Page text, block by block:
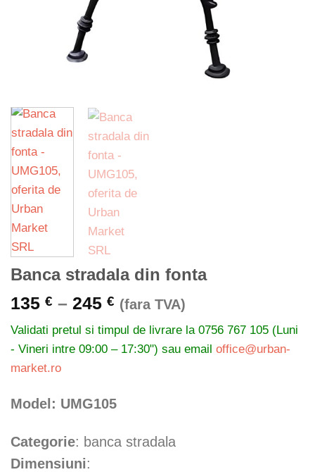
Banca stradala din fonta
135 € – 245 € Interval
prețuri:
135 €
245 €
(fara TVA)
Validati pretul si timpul de livrare la 0756 767 105 (Luni
- Vineri intre 09:00 – 17:30") sau email office@urban-
market.ro
Model: UMG105
Categorie: banca stradala
Dimensiuni: